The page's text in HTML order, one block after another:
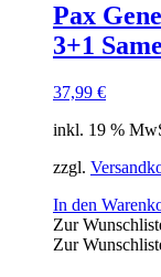
Pax
3+1
37,99 €
inkl. 19 %
zzgl.
In den
Zur
Zur